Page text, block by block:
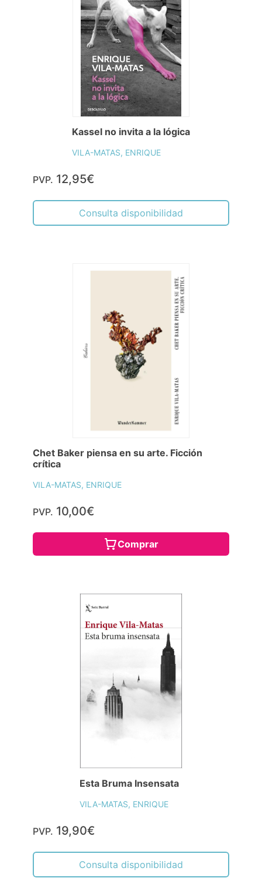
Kassel no invita a la lógica
VILA-MATAS, ENRIQUE
PVP. 12,95€
Consulta disponibilidad
Chet Baker piensa en su arte. Ficción
crítica
VILA-MATAS, ENRIQUE
PVP. 10,00€
Comprar
Esta Bruma Insensata
VILA-MATAS, ENRIQUE
PVP. 19,90€
Consulta disponibilidad